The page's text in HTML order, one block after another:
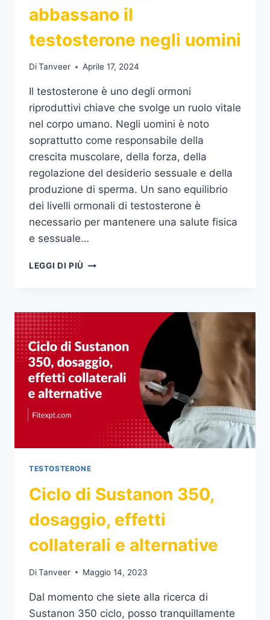
abbassano il
testosterone negli uomini
DiTanveer Aprile 17, 2024
Il testosterone è uno degli ormoni
riproduttivi chiave che svolge un ruolo vitale
nel corpo umano. Negli uomini è noto
soprattutto come responsabile della
crescita muscolare, della forza, della
regolazione del desiderio sessuale e della
produzione di sperma. Un sano equilibrio
dei livelli ormonali di testosterone è
necessario per mantenere una salute fisica
e sessuale…
LEGGI DI PIÙ 12
IL
UOMINI
TESTOSTERONE
Ciclo di Sustanon 350,
dosaggio, effetti
collaterali e alternative
DiTanveer Maggio 14, 2023
Dal momento che siete alla ricerca di
Sustanon 350 ciclo, posso tranquillamente